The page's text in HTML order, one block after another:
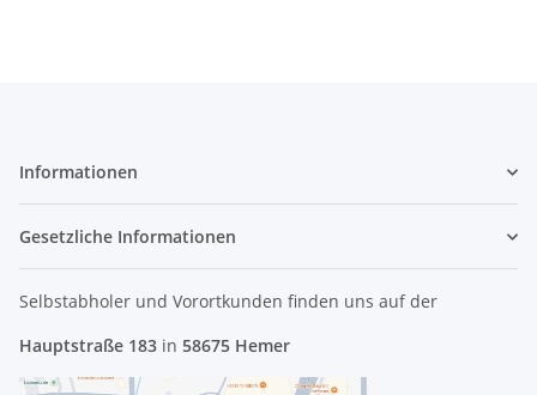
Informationen
Gesetzliche Informationen
Selbstabholer und Vorortkunden finden uns auf der
Hauptstraße 183 in 58675 Hemer